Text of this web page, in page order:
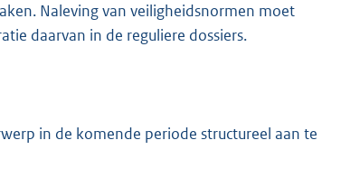
Naleving van veiligheidsnormen moet
daarvan in de reguliere dossiers.
in de komende periode structureel aan te